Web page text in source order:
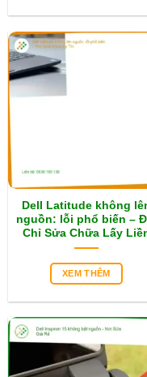
Dell Latitude không
nguồn: lỗi phổ biến –
Chỉ Sửa Chữa Lấy
XEM THÊM